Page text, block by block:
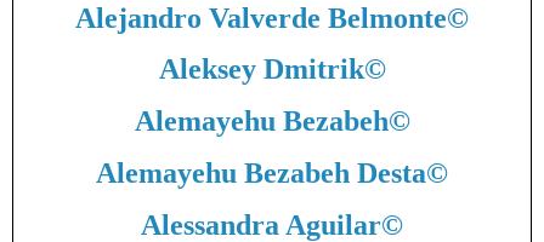
Alejandro Valverde Belmonte©
Aleksey Dmitrik©
Alemayehu Bezabeh©
Alemayehu Bezabeh Desta©
Alessandra Aguilar©